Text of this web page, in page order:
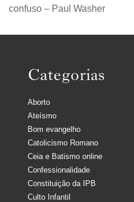
confuso – Paul Washer
Categorias
Aborto
Ateísmo
Bom evangelho
Catolicismo Romano
Ceia e Batismo online
Confessionalidade
Constituição da IPB
Culto Infantil